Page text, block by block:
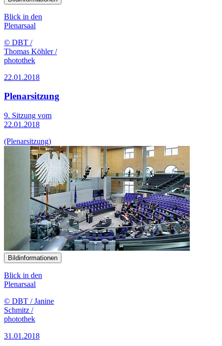
Blick in den
Plenarsaal
© DBT /
Thomas Köhler /
photothek
22.01.2018
Plenarsitzung
9. Sitzung vom
22.01.2018
(Plenarsitzung)
Bildinformationen
Blick in den
Plenarsaal
© DBT / Janine
Schmitz /
photothek
31.01.2018